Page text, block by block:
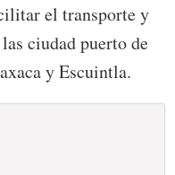
el transporte y
ciudad puerto de
y Escuintla.